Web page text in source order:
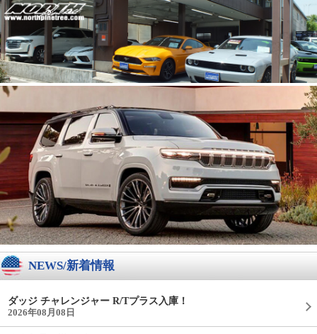
NEWS/新着情報
ダッジ チャレンジャー R/Tプラス入庫！
2026年08月08日